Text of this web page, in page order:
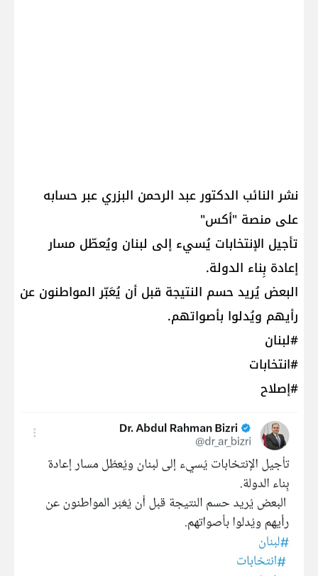
نشر النائب الدكتور عبد الرحمن البزري عبر حسابه
على منصة "أكس"
تأجيل الإنتخابات يُسيء إلى لبنان ويُعطّل مسار
إعادة بِناء الدولة.
البعض يُريد حسم النتيجة قبل أن يُعَبّر المواطنون عن
رأيهم ويُدلوا بأصواتهم.
#لبنان
#انتخابات
#إصلاح